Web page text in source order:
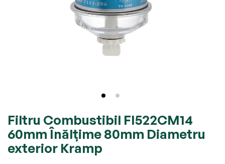
to
the
beginning
Filtru Combustibil FI522CM14
60mm Înălţime 80mm Diametru
exterior Kramp